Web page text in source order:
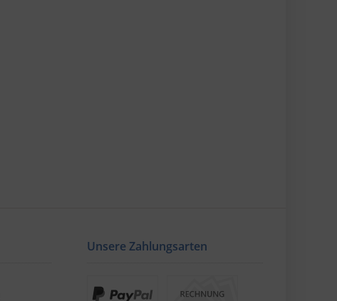
Unsere Zahlungsarten